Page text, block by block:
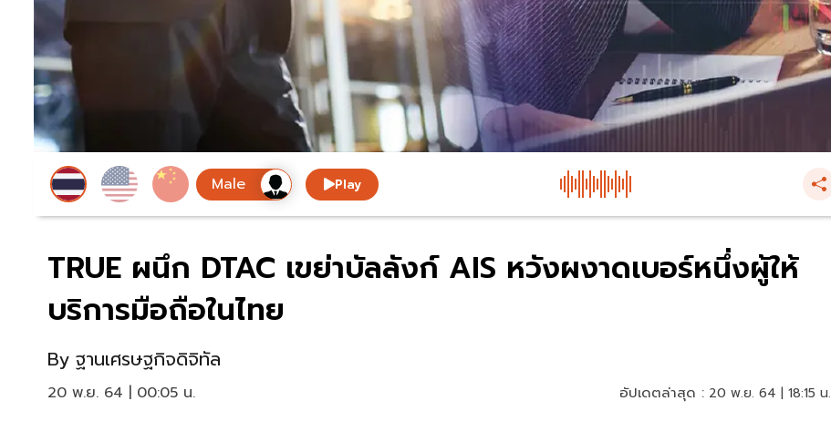
Play
TRUE ผนึก DTAC เขย่าบัลลังก์ AIS หวังผงาดเบอร์หนึ่งผู้ให้
บริการมือถือในไทย
By ฐานเศรษฐกิจดิจิทัล
20 พ.ย. 64 | 00:05 น. อัปเดตล่าสุด : 20 พ.ย. 64 | 18:15 น.